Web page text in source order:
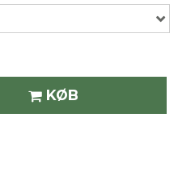
KØB